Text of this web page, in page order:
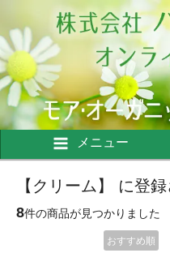
メニュー
【クリーム】 に登
8件の商品が見つかりました
おすすめ順